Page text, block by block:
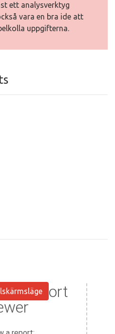
ett analysverktyg
vara en bra ide att
uppgifterna.